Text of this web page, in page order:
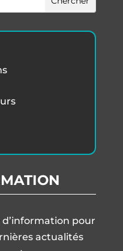
pour
actualités